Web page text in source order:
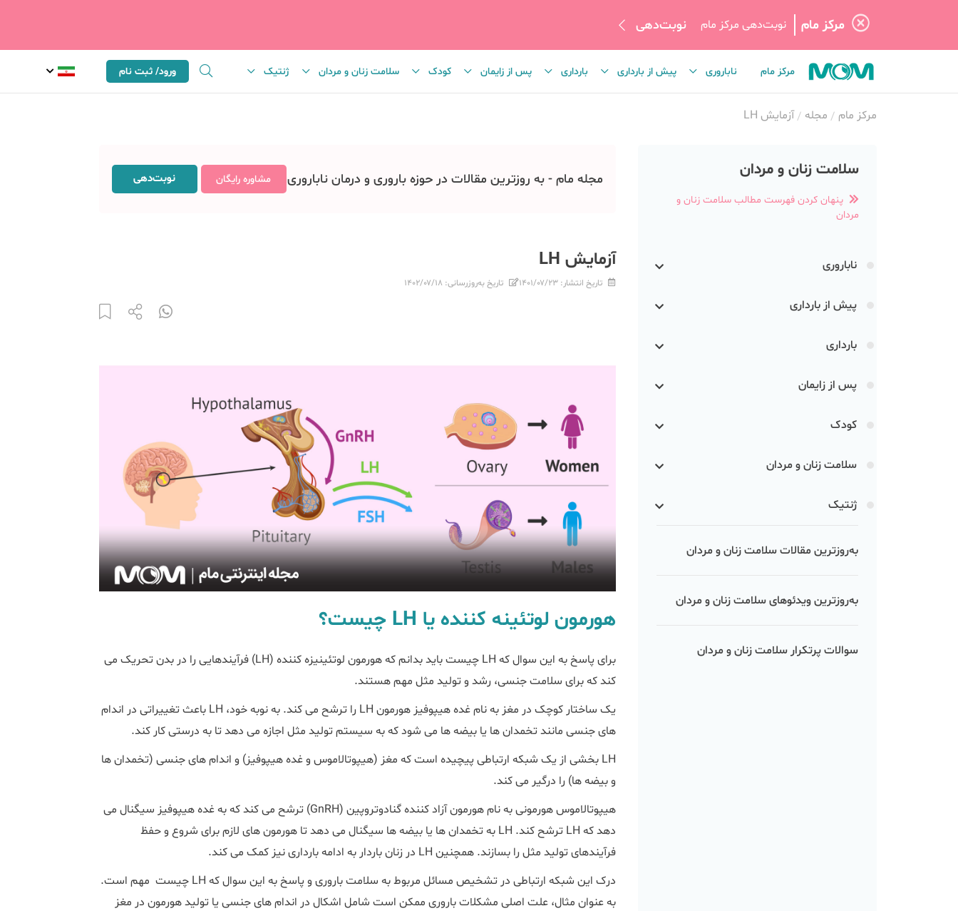
مرکز مام نوبت‌دهی مرکز مام نوبت‌دهی
مرکز مام ناباروری پیش از بارداری بارداری پس از زایمان کودک سلامت زنان و مردان ژنتیک ورود/ ثبت نام
مرکز مام مجله آزمایش LH
سلامت زنان و مردان
پنهان کردن فهرست مطالب سلامت زنان و
مردان
ناباروری
پیش از بارداری
بارداری
پس از زایمان
کودک
سلامت زنان و مردان
ژنتیک
به‌روزترین مقالات سلامت زنان و مردان
به‌روزترین ویدئوهای سلامت زنان و مردان
سوالات پرتکرار سلامت زنان و مردان
مجله مام - به روزترین مقالات در حوزه باروری و درمان ناباروری مشاوره رایگان نوبت‌دهی
آزمایش LH
تاریخ انتشار: ۱۴۰۱/۰۷/۲۳ تاریخ به‌روزرسانی: ۱۴۰۲/۰۷/۱۸
هورمون لوتئینه کننده یا LH چیست؟
برای پاسخ به این سوال که LH چیست باید بدانم که هورمون لوتئینیزه کننده (LH) فرآیندهایی را در بدن تحریک می
کند که برای سلامت جنسی، رشد و تولید مثل مهم هستند.
یک ساختار کوچک در مغز به نام غده هیپوفیز هورمون LH را ترشح می کند. به نوبه خود، LH باعث تغییراتی در اندام
های جنسی مانند تخمدان ها یا بیضه ها می شود که به سیستم تولید مثل اجازه می دهد تا به درستی کار کند.
LH بخشی از یک شبکه ارتباطی پیچیده است که مغز (هیپوتالاموس و غده هیپوفیز) و اندام های جنسی (تخمدان ها
و بیضه ها) را درگیر می کند.
هیپوتالاموس هورمونی به نام هورمون آزاد کننده گنادوتروپین (GnRH) ترشح می کند که به غده هیپوفیز سیگنال می
دهد که LH ترشح کند. LH به تخمدان ها یا بیضه ها سیگنال می دهد تا هورمون های لازم برای شروع و حفظ
فرآیندهای تولید مثل را بسازند. همچنین LH در زنان باردار به ادامه بارداری نیز کمک می کند.
درک این شبکه ارتباطی در تشخیص مسائل مربوط به سلامت باروری و پاسخ به این سوال که LH چیست مهم است.
به عنوان مثال، علت اصلی مشکلات باروری ممکن است شامل اشکال در اندام های جنسی یا تولید هورمون در مغز